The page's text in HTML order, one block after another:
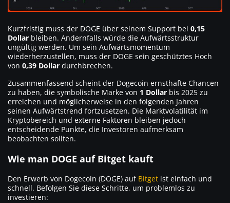
Kurzfristig muss der DOGE über seinem Support bei 0,15
Dollar bleiben. Andernfalls würde die Aufwärtsstruktur
ungültig werden. Um sein Aufwärtsmomentum
wiederherzustellen, muss der DOGE sein geschütztes Hoch
von 0,39 Dollar durchbrechen.
Zusammenfassend scheint der Dogecoin ernsthafte Chancen
zu haben, die symbolische Marke von 1 Dollar bis 2025 zu
erreichen und möglicherweise in den folgenden Jahren
seinen Aufwärtstrend fortzusetzen. Die Marktvolatilität im
Kryptobereich und externe Faktoren bleiben jedoch
entscheidende Punkte, die Investoren aufmerksam
beobachten sollten.
Wie man DOGE auf Bitget kauft
Den Erwerb von Dogecoin (DOGE) auf Bitget ist einfach und
schnell. Befolgen Sie diese Schritte, um problemlos zu
investieren: